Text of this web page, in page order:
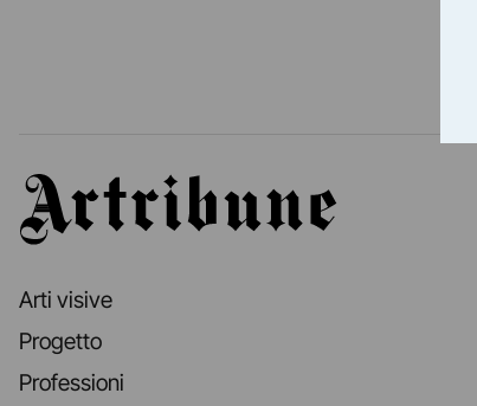
Artribune
Arti visive
Progetto
Professioni